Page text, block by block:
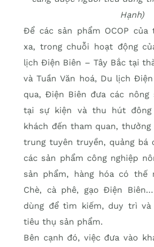
Hạnh)
Để các sản phẩm OCOP
xa, trong chuỗi hoạt động
lịch Điện Biên – Tây Bắc tại
và Tuần Văn hoá, Du lịch
qua, Điện Biên đưa các nông
tại sự kiện và thu hút đông
khách đến tham quan,
trung tuyên truyền, quảng bá
các sản phẩm công nghiệp
sản phẩm, hàng hóa có thế
Chè, cà phê, gạo Điện
dùng để tìm kiếm, duy trì
tiêu thụ sản phẩm.
Bên cạnh đó, việc đưa vào